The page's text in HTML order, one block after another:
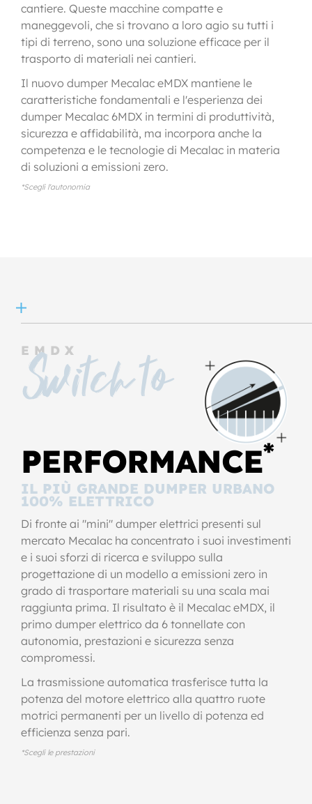
cantiere. Queste macchine compatte e
maneggevoli, che si trovano a loro agio su tutti i
tipi di terreno, sono una soluzione efficace per il
trasporto di materiali nei cantieri.
Il nuovo dumper Mecalac eMDX mantiene le
caratteristiche fondamentali e l'esperienza dei
dumper Mecalac 6MDX in termini di produttività,
sicurezza e affidabilità, ma incorpora anche la
competenza e le tecnologie di Mecalac in materia
di soluzioni a emissioni zero.
*Scegli l'autonomia
EMDX
Switch to
PERFORMANCE*
IL PIÙ GRANDE DUMPER URBANO
100% ELETTRICO
Di fronte ai "mini" dumper elettrici presenti sul
mercato Mecalac ha concentrato i suoi investimenti
e i suoi sforzi di ricerca e sviluppo sulla
progettazione di un modello a emissioni zero in
grado di trasportare materiali su una scala mai
raggiunta prima. Il risultato è il Mecalac eMDX, il
primo dumper elettrico da 6 tonnellate con
autonomia, prestazioni e sicurezza senza
compromessi.
La trasmissione automatica trasferisce tutta la
potenza del motore elettrico alla quattro ruote
motrici permanenti per un livello di potenza ed
efficienza senza pari.
*Scegli le prestazioni